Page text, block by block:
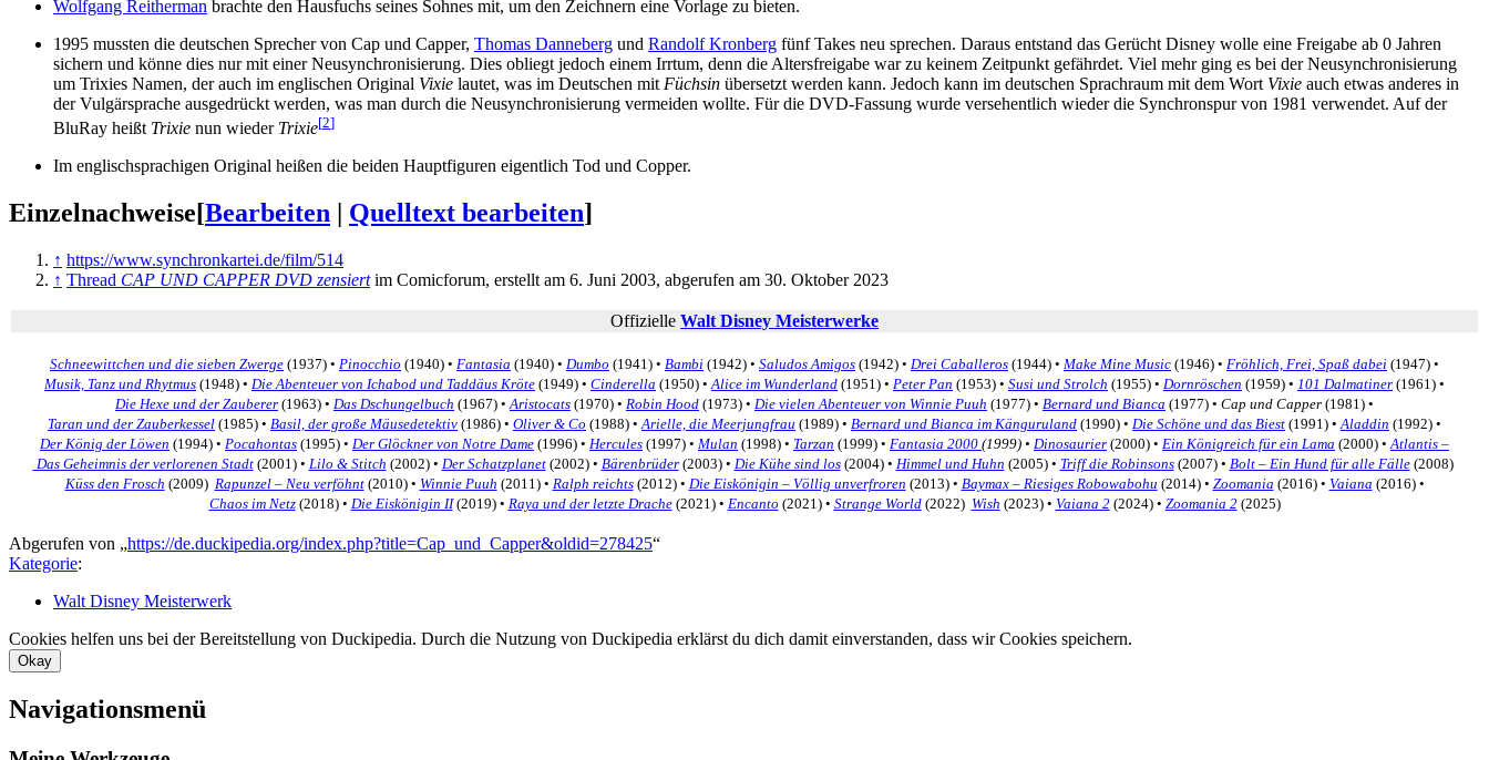
Wolfgang Reitherman brachte den Hausfuchs seines Sohnes mit, um den Zeichnern eine Vorlage zu bieten.
1995 mussten die deutschen Sprecher von Cap und Capper, Thomas Danneberg und Randolf Kronberg fünf Takes neu sprechen. Daraus entstand das Gerücht Disney wolle eine Freigabe ab 0 Jahren
sichern und könne dies nur mit einer Neusynchronisierung. Dies obliegt jedoch einem Irrtum, denn die Altersfreigabe war zu keinem Zeitpunkt gefährdet. Viel mehr ging es bei der Neusynchronisierung
um Trixies Namen, der auch im englischen Original Vixie lautet, was im Deutschen mit Füchsin übersetzt werden kann. Jedoch kann im deutschen Sprachraum mit dem Wort Vixie auch etwas anderes in
der Vulgärsprache ausgedrückt werden, was man durch die Neusynchronisierung vermeiden wollte. Für die DVD-Fassung wurde versehentlich wieder die Synchronspur von 1981 verwendet. Auf der
BluRay heißt Trixie nun wieder Trixie[2]
Im englischsprachigen Original heißen die beiden Hauptfiguren eigentlich Tod und Copper.
Einzelnachweise[Bearbeiten Quelltext bearbeiten]
↑ https://www.synchronkartei.de/film/514
↑ Thread CAP UND CAPPER DVD zensiertim Comicforum, erstellt am 6. Juni 2003, abgerufen am 30. Oktober 2023
Offizielle Walt Disney Meisterwerke
Schneewittchen und die sieben Zwerge (1937) • Pinocchio (1940) • Fantasia (1940) • Dumbo (1941) • Bambi (1942) • Saludos Amigos (1942) • Drei Caballeros (1944) • Make Mine Music (1946) • Fröhlich, Frei, Spaß dabei (1947) •
Musik, Tanz und Rhytmus (1948) • Die Abenteuer von Ichabod und Taddäus Kröte (1949) • Cinderella (1950) •Alice im Wunderland (1951) • Peter Pan (1953) • Susi und Strolch (1955) • Dornröschen (1959) • 101 Dalmatiner (1961) •
Die Hexe und der Zauberer (1963) • Das Dschungelbuch (1967) •Aristocats (1970) • Robin Hood (1973) • Die vielen Abenteuer von Winnie Puuh (1977) • Bernard und Bianca (1977) • Cap und Capper (1981) •
Taran und der Zauberkessel (1985) • Basil, der große Mäusedetektiv (1986) • Oliver & Co (1988) •Arielle, die Meerjungfrau (1989) • Bernard und Bianca im Känguruland (1990) • Die Schöne und das Biest (1991) •Aladdin (1992) •
Der König der Löwen (1994) • Pocahontas (1995) • Der Glöckner von Notre Dame (1996) • Hercules (1997) • Mulan (1998) • Tarzan (1999) • Fantasia 2000 (1999) • Dinosaurier (2000) • Ein Königreich für ein Lama (2000) •Atlantis –
Das Geheimnis der verlorenen Stadt(2001) • Lilo & Stitch (2002) • Der Schatzplanet(2002) • Bärenbrüder(2003) • Die Kühe sind los(2004) • Himmel und Huhn (2005) • Triff die Robinsons(2007) • Bolt – Ein Hund für alle Fälle(2008)
Küss den Frosch (2009) Rapunzel – Neu verföhnt(2010) • Winnie Puuh (2011) • Ralph reichts(2012) • Die Eiskönigin – Völlig unverfroren (2013) • Baymax – Riesiges Robowabohu (2014) • Zoomania (2016) • Vaiana (2016) •
Chaos im Netz(2018) • Die Eiskönigin II(2019) • Raya und der letzte Drache(2021) • Encanto (2021) • Strange World(2022) Wish (2023) • Vaiana 2(2024) • Zoomania 2(2025)
Abgerufen von „https://de.duckipedia.org/index.php?title=Cap_und_Capper&oldid=278425“
Kategorie:
Walt Disney Meisterwerk
Cookies helfen uns bei der Bereitstellung von Duckipedia. Durch die Nutzung von Duckipedia erklärst du dich damit einverstanden, dass wir Cookies speichern.
Okay
Navigationsmenü